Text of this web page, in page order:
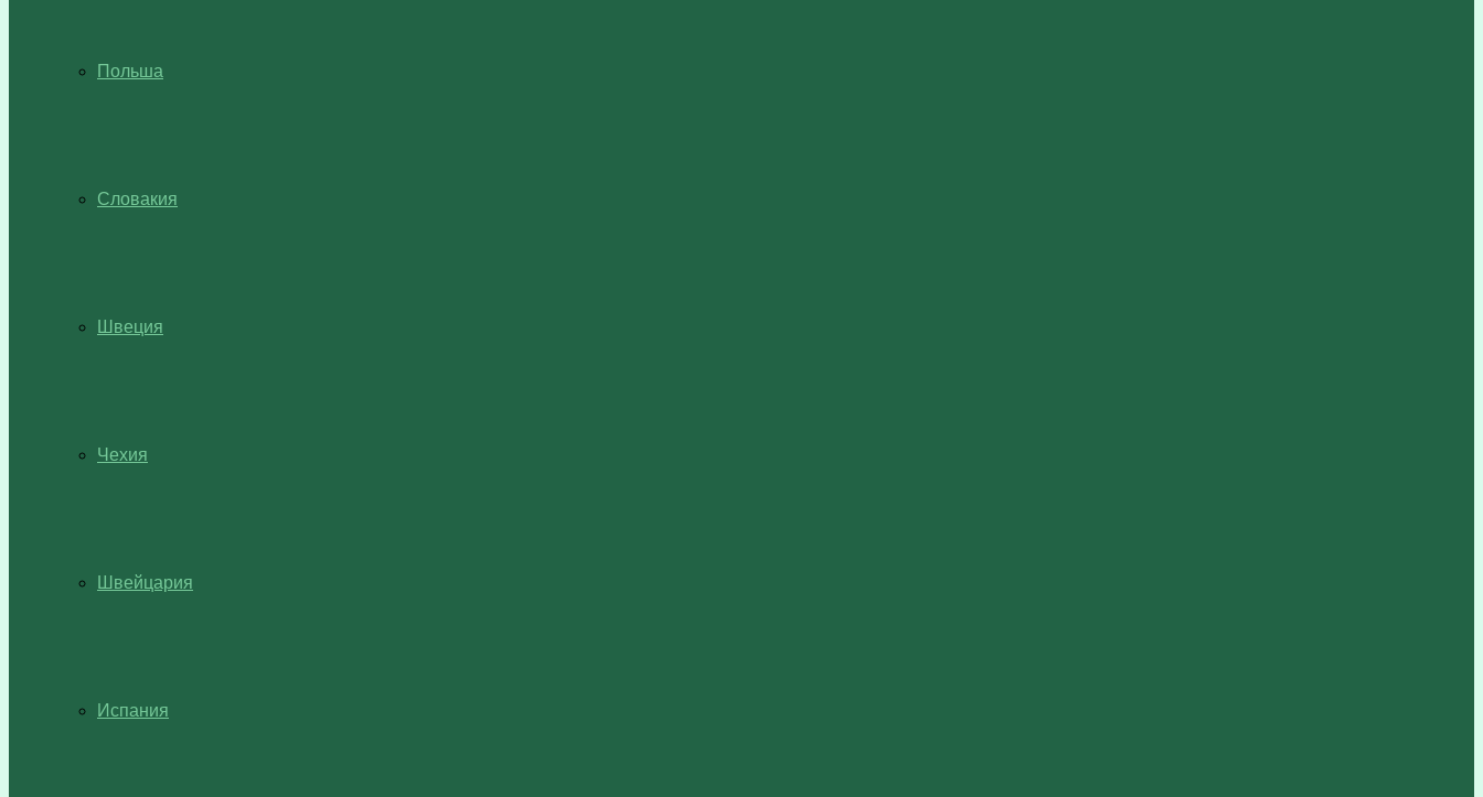
Польша
Словакия
Швеция
Чехия
Швейцария
Испания